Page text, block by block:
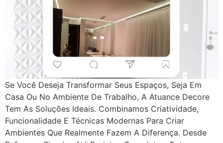
Se Você Deseja Transformar Seus Espaços, Seja Em
Casa Ou No Ambiente De Trabalho, A Atuance Decore
Tem As Soluções Ideais. Combinamos Criatividade,
Funcionalidade E Técnicas Modernas Para Criar
Ambientes Que Realmente Fazem A Diferença. Desde